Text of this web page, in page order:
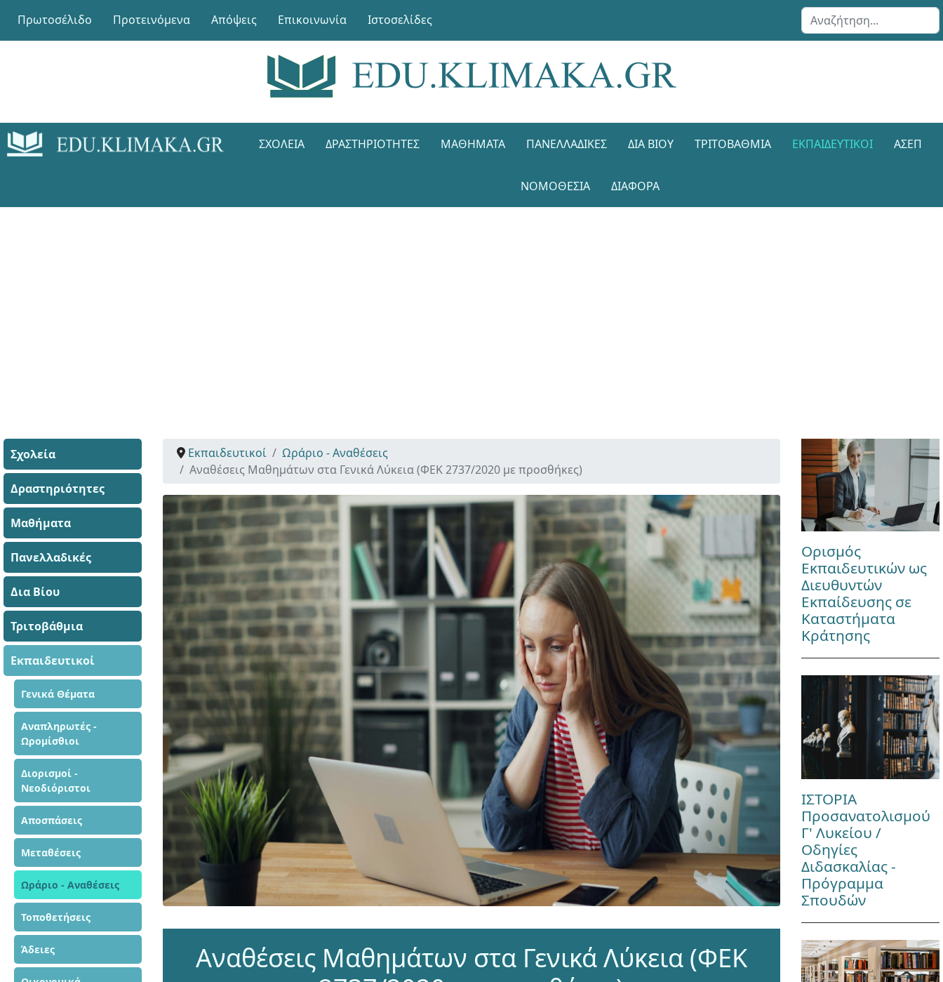
Πρωτοσέλιδο Προτεινόμενα Απόψεις Επικοινωνία Ιστοσελίδες Αναζήτηση...
ΣΧΟΛΕΊΑ ΔΡΑΣΤΗΡΙΌΤΗΤΕΣ ΜΑΘΉΜΑΤΑ ΠΑΝΕΛΛΑΔΙΚΈΣ ΔΙΑ ΒΊΟΥ ΤΡΙΤΟΒΆΘΜΙΑ ΕΚΠΑΙΔΕΥΤΙΚΟΊ ΑΣΕΠ
ΝΟΜΟΘΕΣΊΑ ΔΙΑΦΟΡΑ
Σχολεία
Δραστηριότητες
Μαθήματα
Πανελλαδικές
Δια Βίου
Τριτοβάθμια
Εκπαιδευτικοί
Γενικά Θέματα
Αναπληρωτές -
Ωρομίσθιοι
Διορισμοί -
Νεοδιόριστοι
Αποσπάσεις
Μεταθέσεις
Ωράριο - Αναθέσεις
Τοποθετήσεις
Άδειες
Εκπαιδευτικοί
Ωράριο - Αναθέσεις
Αναθέσεις Μαθημάτων στα Γενικά Λύκεια (ΦΕΚ 2737/2020 με προσθήκες)
Αναθέσεις Μαθημάτων στα Γενικά Λύκεια (ΦΕΚ
Ορισμός
Εκπαιδευτικών ως
Διευθυντών
Εκπαίδευσης σε
Καταστήματα
Κράτησης
ΙΣΤΟΡΙΑ
Προσανατολισμού
Γ' Λυκείου /
Οδηγίες
Διδασκαλίας -
Πρόγραμμα
Σπουδών